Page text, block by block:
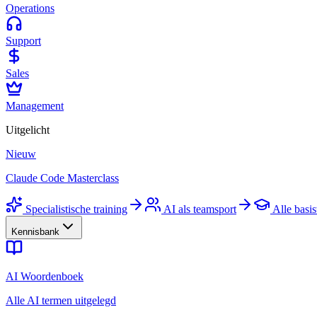
Operations
Support
Sales
Management
Uitgelicht
Nieuw
Claude Code Masterclass
Specialistische training AI als teamsport Alle
Kennisbank
AI Woordenboek
Alle AI termen uitgelegd